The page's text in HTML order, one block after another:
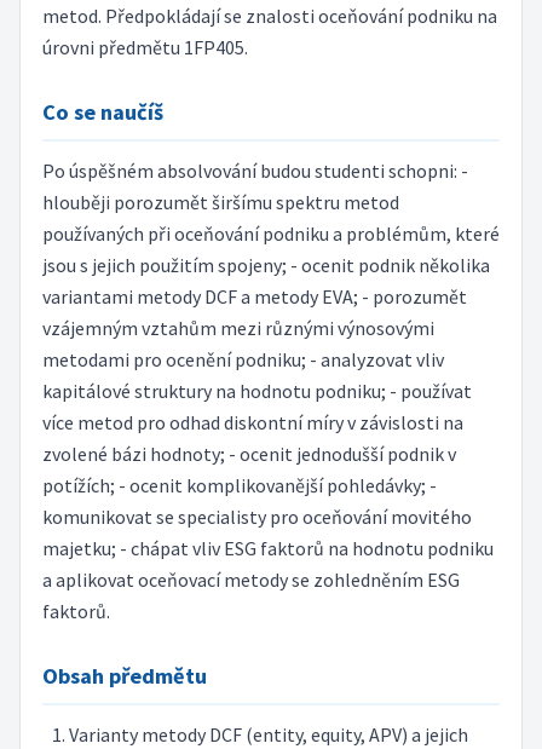
metod. Předpokládají se znalosti oceňování podniku na
úrovni předmětu 1FP405.
Co se naučíš
Po úspěšném absolvování budou studenti schopni: -
hlouběji porozumět širšímu spektru metod
používaných při oceňování podniku a problémům, které
jsou s jejich použitím spojeny; - ocenit podnik několika
variantami metody DCF a metody EVA; - porozumět
vzájemným vztahům mezi různými výnosovými
metodami pro ocenění podniku; - analyzovat vliv
kapitálové struktury na hodnotu podniku; - používat
více metod pro odhad diskontní míry v závislosti na
zvolené bázi hodnoty; - ocenit jednodušší podnik v
potížích; - ocenit komplikovanější pohledávky; -
komunikovat se specialisty pro oceňování movitého
majetku; - chápat vliv ESG faktorů na hodnotu podniku
a aplikovat oceňovací metody se zohledněním ESG
faktorů.
Obsah předmětu
Varianty metody DCF (entity, equity, APV) a jejich